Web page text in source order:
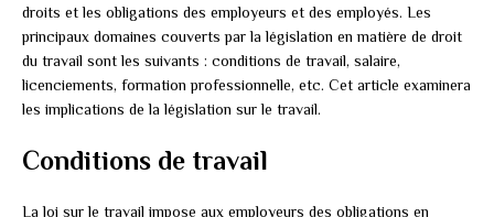
droits et les obligations des employeurs et des employés. Les
principaux domaines couverts par la législation en matière de droit
du travail sont les suivants : conditions de travail, salaire,
licenciements, formation professionnelle, etc. Cet article examinera
les implications de la législation sur le travail.
Conditions de travail
La loi sur le travail impose aux employeurs des obligations en